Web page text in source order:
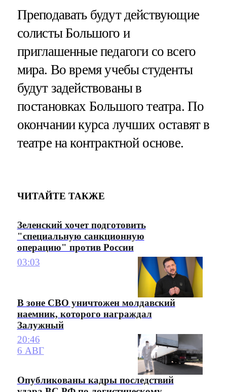
Преподавать будут действующие
солисты Большого и
приглашенные педагоги со всего
мира. Во время учебы студенты
будут задействованы в
постановках Большого театра. По
окончании курса лучших оставят в
театре на контрактной основе.
ЧИТАЙТЕ ТАКЖЕ
Зеленский хочет подготовить
"специальную санкционную
операцию" против России
03:03
В зоне СВО уничтожен молдавский
наемник, которого награждал
Залужный
20:46
6 АВГ
Опубликованы кадры последствий